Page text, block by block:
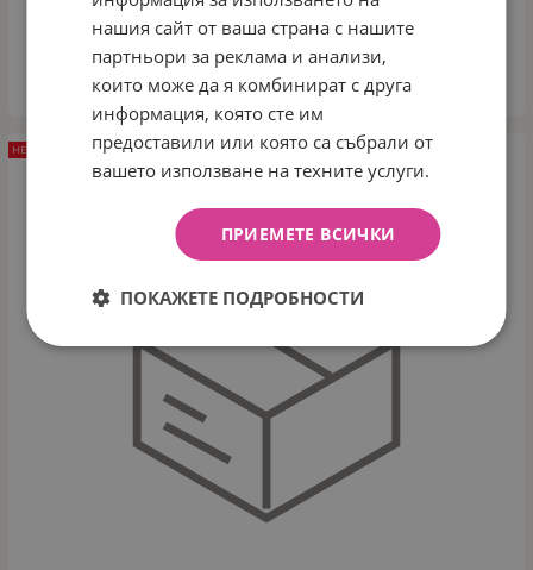
КОНСТРУКТОР ZOO 32 ЧАСТИ 5448
Арт.№: 58131
ДЕТАЙЛИ
НЕНАЛИЧЕН
нашия сайт от ваша страна с нашите
партньори за реклама и анализи,
които може да я комбинират с друга
информация, която сте им
предоставили или която са събрали от
вашето използване на техните услуги.
ПРИЕМЕТЕ ВСИЧКИ
ПОКАЖЕТЕ ПОДРОБНОСТИ